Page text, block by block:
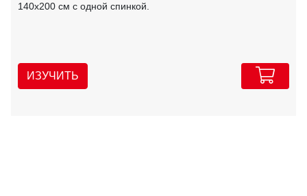
140х200 см с одной спинкой.
ИЗУЧИТЬ